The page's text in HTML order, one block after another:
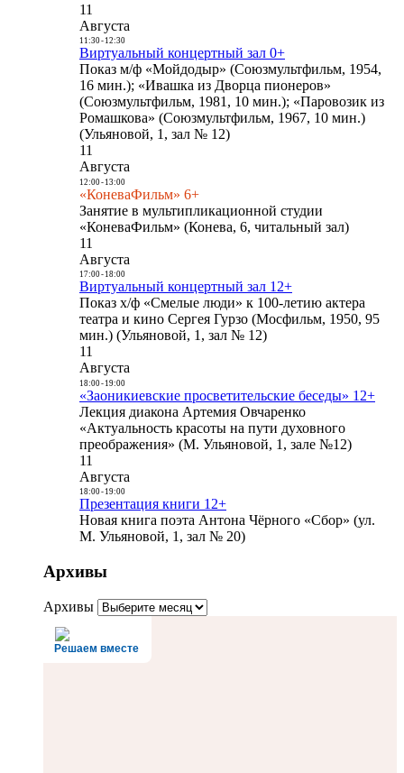
11
Августа
11:30- 12:30
Виртуальный концертный зал 0+
Показ м/ф «Мойдодыр» (Союзмультфильм, 1954,
16 мин.); «Ивашка из Дворца пионеров»
(Союзмультфильм, 1981, 10 мин.); «Паровозик из
Ромашкова» (Союзмультфильм, 1967, 10 мин.)
(Ульяновой, 1, зал № 12)
11
Августа
12:00- 13:00
«КоневаФильм» 6+
Занятие в мультипликационной студии
«КоневаФильм» (Конева, 6, читальный зал)
11
Августа
17:00- 18:00
Виртуальный концертный зал 12+
Показ х/ф «Смелые люди» к 100-летию актера
театра и кино Сергея Гурзо (Мосфильм, 1950, 95
мин.) (Ульяновой, 1, зал № 12)
11
Августа
18:00- 19:00
«Заоникиевские просветительские беседы» 12+
Лекция диакона Артемия Овчаренко
«Актуальность красоты на пути духовного
преображения» (М. Ульяновой, 1, зале №12)
11
Августа
18:00- 19:00
Презентация книги 12+
Новая книга поэта Антона Чёрного «Сбор» (ул.
М. Ульяновой, 1, зал № 20)
Архивы
Архивы
Решаем вместе